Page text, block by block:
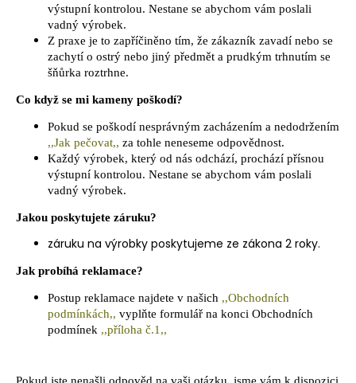
výstupní kontrolou. Nestane se abychom vám poslali
vadný výrobek.
Z praxe je to zapříčiněno tím, že zákazník zavadí nebo se
zachytí o ostrý nebo jiný předmět a prudkým trhnutím se
šňůrka roztrhne.
Co když se mi kameny poškodí?
Pokud se poškodí nesprávným zacházením a nedodržením
,,Jak pečovat,, za tohle neneseme odpovědnost.
Každý výrobek, který od nás odchází, prochází přísnou
výstupní kontrolou. Nestane se abychom vám poslali
vadný výrobek.
Jakou poskytujete záruku?
záruku na výrobky poskytujeme ze zákona 2 roky.
Jak probíhá reklamace?
Postup reklamace najdete v našich ,,Obchodních
podmínkách,, vyplňte formulář na konci Obchodních
podmínek ,,příloha č.1,,
Pokud jste nenašli odpověd na vaši otázku, jsme vám k dispozici